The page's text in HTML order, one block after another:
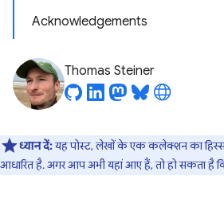
Acknowledgements
Thomas Steiner
ध्यान दें:यह पोस्ट, लेखों के एक कलेक्शन का
आधारित है. अगर आप अभी यहां आए हैं, तो हो सकता